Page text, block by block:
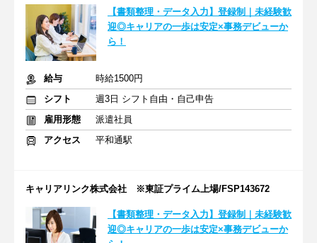
【書類整理・データ入力】登録制｜未経験歓
迎◎キャリアの一歩は安定×事務デビューか
ら！
給与
時給1500円
シフト
週3日 シフト自由・自己申告
雇用形態
派遣社員
アクセス
平和通駅
キャリアリンク株式会社 ※東証プライム上場/FSP143672
【書類整理・データ入力】登録制｜未経験歓
迎◎キャリアの一歩は安定×事務デビューか